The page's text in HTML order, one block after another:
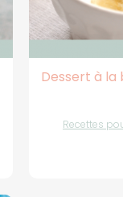
Dessert à la
Recettes